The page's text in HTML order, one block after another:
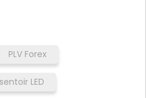
PLV Forex
LED